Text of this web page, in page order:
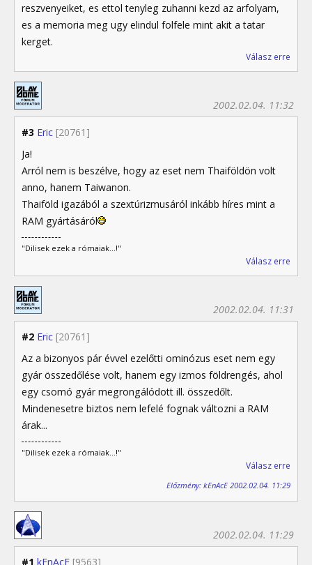
reszvenyeiket, es ettol tenyleg zuhanni kezd az arfolyam,
es a memoria meg ugy elindul folfele mint akit a tatar
kerget.
Válasz erre
#3 Eric [20761]
2002.02.04. 11:32
Ja!
Arról nem is beszélve, hogy az eset nem Thaiföldön volt
anno, hanem Taiwanon.
Thaiföld igazából a szextúrizmusáról inkább híres mint a
RAM gyártásáról
"Dilisek ezek a rómaiak...!"
Válasz erre
#2 Eric [20761]
2002.02.04. 11:31
Az a bizonyos pár évvel ezelőtti ominózus eset nem egy
gyár összedőlése volt, hanem egy izmos földrengés, ahol
egy csomó gyár megrongálódott ill. összedőlt.
Mindenesetre biztos nem lefelé fognak változni a RAM
árak...
"Dilisek ezek a rómaiak...!"
Válasz erre
Előzmény: kEnAcE 2002.02.04. 11:29
#1 kEnAcE [9563]
2002.02.04. 11:29